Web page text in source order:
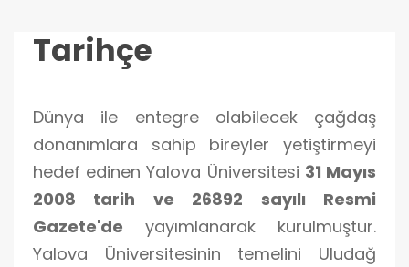
Tarihçe
Dünya ile entegre olabilecek çağdaş
donanımlara sahip bireyler yetiştirmeyi
hedef edinen Yalova Üniversitesi 31 Mayıs
2008 tarih ve 26892 sayılı Resmi
Gazete'de yayımlanarak kurulmuştur.
Yalova Üniversitesinin temelini Uludağ